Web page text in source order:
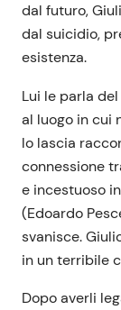
dal futuro,
dal suicidio,
esistenza.
Lui le parla
al luogo in cui
lo lascia
connessione
e incestuoso
(Edoardo
svanisce.
in un terribile
Dopo averli